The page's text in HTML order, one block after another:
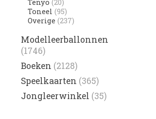
Tenyo (20)
Toneel (95)
Overige (237)
Modelleerballonnen
(1746)
Boeken (2128)
Speelkaarten (365)
Jongleerwinkel (35)